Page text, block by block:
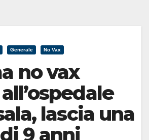
Generale No Vax
no vax
lascia una
9 anni